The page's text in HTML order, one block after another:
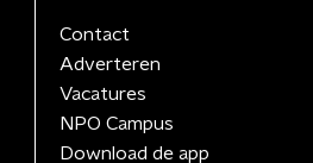
Contact
Adverteren
Vacatures
NPO Campus
Download de app